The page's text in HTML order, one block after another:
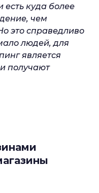
куда более
чем
это справедливо
людей, для
является
получают